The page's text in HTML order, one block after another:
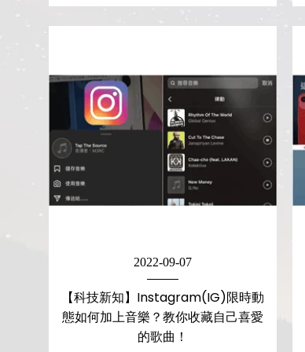
2022-09-07
【科技新知】Instagram(IG)限時動
態如何加上音樂？教你收藏自己喜愛
的歌曲！